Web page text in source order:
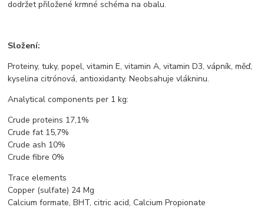
dodržet přiložené krmné schéma na obalu.
Složení:
Proteiny, tuky, popel, vitamin E, vitamin A, vitamin D3, vápník, měď,
kyselina citrónová, antioxidanty. Neobsahuje vlákninu.
Analytical components per 1 kg:
Crude proteins 17,1%
Crude fat 15,7%
Crude ash 10%
Crude fibre 0%
Trace elements
Copper (sulfate) 24 Mg
Calcium formate, BHT, citric acid, Calcium Propionate